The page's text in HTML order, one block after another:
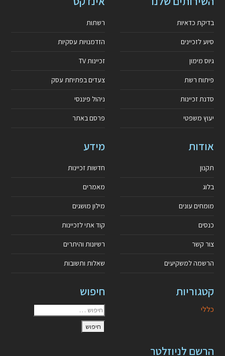
בדיקת כדאיות
סיוע לזכיינים
גיוס מימון
פיתוח רשת
סדנת זכיינות
יעוץ משפטי
רשתות
הזדמנויות עסקיות
זכיינות TV
צעדים בפתיחת עסק
ניהול פיננסי
פרסם באתר
אודות
תקנון
בלוג
מומחים עונים
כנסים
צור קשר
הרשמה למשקיעים
מידע
חדשות זכיינות
מאמרים
מילון מושגים
קוד אתי לזכיינות
רשיונות והיתרים
שאלות ותשובות
קטגוריות
כללי
חיפוש
הרשם לניוזלטר